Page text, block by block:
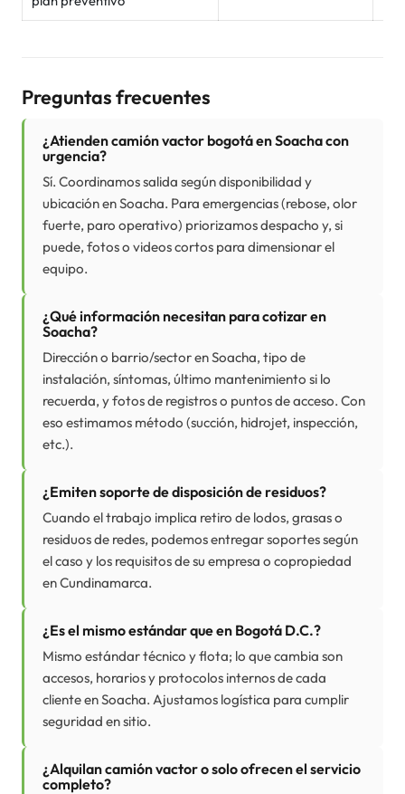
Preguntas frecuentes
¿Atienden camión vactor bogotá en Soacha con
urgencia?
Sí. Coordinamos salida según disponibilidad y
ubicación en Soacha. Para emergencias (rebose, olor
fuerte, paro operativo) priorizamos despacho y, si
puede, fotos o videos cortos para dimensionar el
equipo.
¿Qué información necesitan para cotizar en
Soacha?
Dirección o barrio/sector en Soacha, tipo de
instalación, síntomas, último mantenimiento si lo
recuerda, y fotos de registros o puntos de acceso. Con
eso estimamos método (succión, hidrojet, inspección,
etc.).
¿Emiten soporte de disposición de residuos?
Cuando el trabajo implica retiro de lodos, grasas o
residuos de redes, podemos entregar soportes según
el caso y los requisitos de su empresa o copropiedad
en Cundinamarca.
¿Es el mismo estándar que en Bogotá D.C.?
Mismo estándar técnico y flota; lo que cambia son
accesos, horarios y protocolos internos de cada
cliente en Soacha. Ajustamos logística para cumplir
seguridad en sitio.
¿Alquilan camión vactor o solo ofrecen el servicio
completo?